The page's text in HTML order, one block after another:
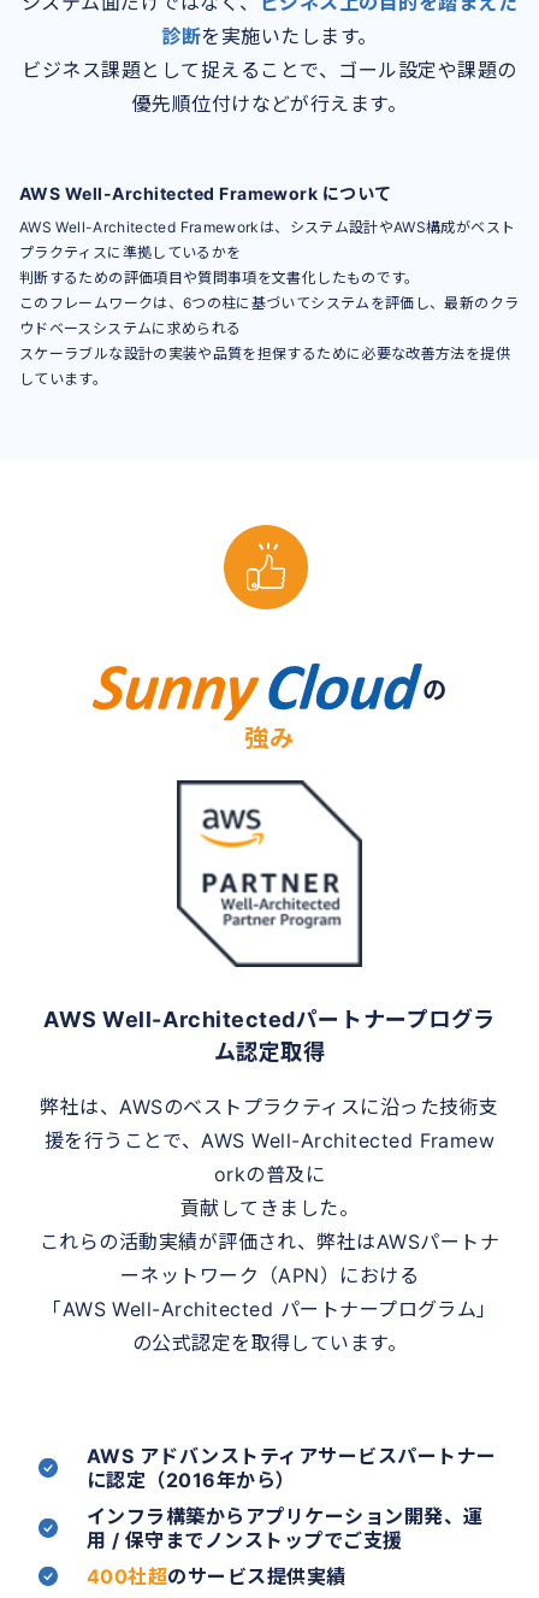
診断を実施いたします。
ビジネス課題として捉えることで、ゴール設定や課題の
優先順位付けなどが行えます。
AWS Well-Architected Framework について
AWS Well-Architected Frameworkは、システム設計やAWS構成がベスト
プラクティスに準拠しているかを
判断するための評価項目や質問事項を文書化したものです。
このフレームワークは、6つの柱に基づいてシステムを評価し、最新のクラ
ウドベースシステムに求められる
スケーラブルな設計の実装や品質を担保するために必要な改善方法を提供
しています。
の
強み
AWS Well-Architectedパートナープログラ
ム認定取得
弊社は、AWSのベストプラクティスに沿った技術支
援を行うことで、AWS Well-Architected Framew
orkの普及に
貢献してきました。
これらの活動実績が評価され、弊社はAWSパートナ
ーネットワーク（APN）における
「AWS Well-Architected パートナープログラム」
の公式認定を取得しています。
AWS アドバンストティアサービスパートナー
に認定（2016年から）
インフラ構築からアプリケーション開発、運
用 / 保守までノンストップでご支援
400社超のサービス提供実績